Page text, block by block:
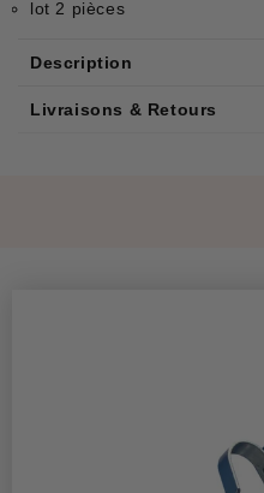
lot 2 pièces
Description
Livraisons & Retours